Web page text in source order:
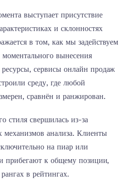
выступает присутствие
и склонностях
в том, как мы задействуем
вынесения
сервисы онлайн продаж
среду, где любой
сравнён и ранжирован.
стиля свершилась из-за
анализа. Клиенты
на пиар или
прибегают к общему позиции,
в рейтингах.